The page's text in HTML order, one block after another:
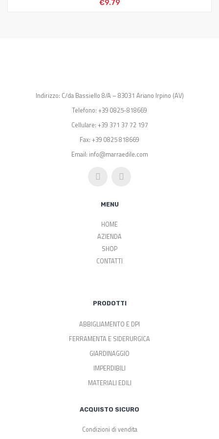
€9.79
Indirizzo: C/da Bassiello 8/A – 83031 Ariano Irpino (AV)
Telefono: +39 0825-818669
Cellulare: +39 371 37 72 197
Fax: +39 0825 818669
Email: info@marraedile.com
MENU
HOME
AZIENDA
SHOP
CONTATTI
PRODOTTI
ABBIGLIAMENTO E DPI
FERRAMENTA E SIDERURGICA
GIARDINAGGIO
IMPERDIBILI
MATERIALI EDILI
ACQUISTO SICURO
Condizioni di vendita